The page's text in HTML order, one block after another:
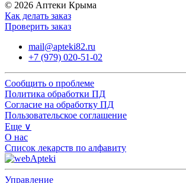
© 2026 Аптеки Крыма
Как делать заказ
Проверить заказ
mail@apteki82.ru
+7 (979) 020-51-02
Сообщить о проблеме
Политика обработки ПД
Согласие на обработку ПД
Пользовательское соглашение
Еще ∨
О нас
Список лекарств по алфавиту
Управление